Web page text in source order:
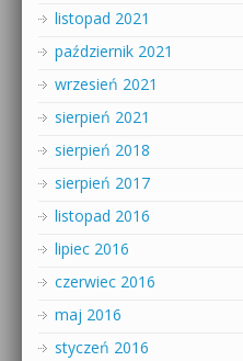
listopad 2021
październik 2021
wrzesień 2021
sierpień 2021
sierpień 2018
sierpień 2017
listopad 2016
lipiec 2016
czerwiec 2016
maj 2016
styczeń 2016